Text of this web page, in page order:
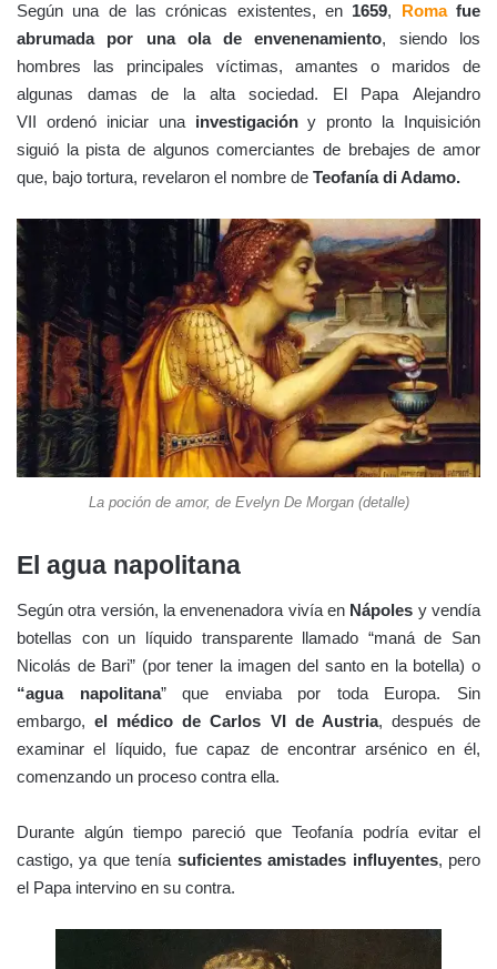
Según una de las crónicas existentes, en 1659, Romafue
abrumada por una ola de envenenamiento, siendo los
hombres las principales víctimas, amantes o maridos de
algunas damas de la alta sociedad. El Papa Alejandro
VII ordenó iniciar una investigacióny pronto la Inquisición
siguió la pista de algunos comerciantes de brebajes de amor
que, bajo tortura, revelaron el nombre de Teofanía di Adamo.
La poción de amor, de Evelyn De Morgan (detalle)
El agua napolitana
Según otra versión, la envenenadora vivía en Nápoles y vendía
botellas con un líquido transparente llamado “maná de San
Nicolás de Bari” (por tener la imagen del santo en la botella) o
“agua napolitana” que enviaba por toda Europa. Sin
embargo, el médico de Carlos VI de Austria, después de
examinar el líquido, fue capaz de encontrar arsénico en él,
comenzando un proceso contra ella.
Durante algún tiempo pareció que Teofanía podría evitar el
castigo, ya que tenía suficientes amistades influyentes, pero
el Papa intervino en su contra.